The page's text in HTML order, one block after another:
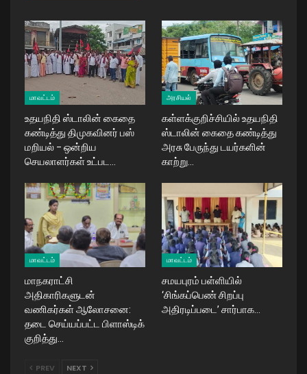
மாவட்டம்
உதயநிதி ஸ்டாலின் கைதை
கண்டித்து திமுகவினர் பஸ்
மறியல் – ஒன்றிய
செயலாளர்கள் உட்பட…
அரசியல்
கள்ளக்குறிச்சியில் உதயநிதி
ஸ்டாலின் கைதை கண்டித்து
அரசு பேருந்து டயர்களின்
காற்று…
மாவட்டம்
மாநகராட்சி
அதிகாரிகளுடன்
வணிகர்கள் ஆலோசனை:
தடை செய்யப்பட்ட பிளாஸ்டிக்
குறித்து…
மாவட்டம்
சமயபுரம் பள்ளியில்
‘சிங்கப்பெண் சிறப்பு
அதிரடிப்படை’ சார்பாக…
PREV NEXT